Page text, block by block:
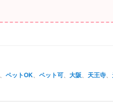
、ペットOK 、ペット可 、大阪 天王寺